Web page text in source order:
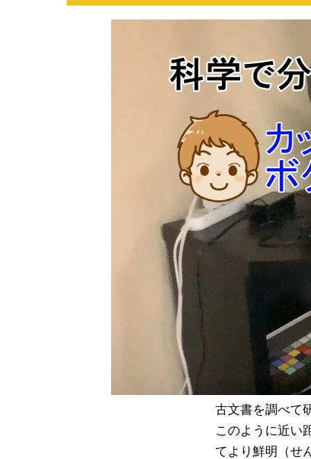
古文書を調べて
このように近い
てより鮮明（せ